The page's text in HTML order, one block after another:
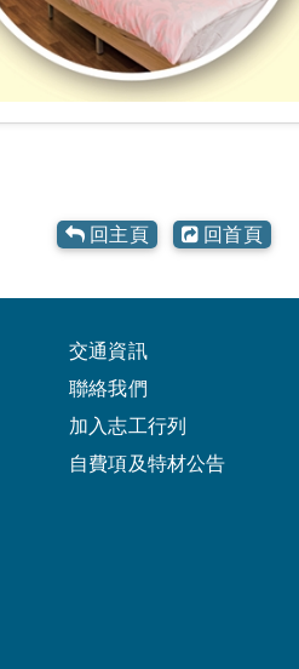
回主頁 回首頁
交通資訊
聯絡我們
加入志工行列
自費項及特材公告